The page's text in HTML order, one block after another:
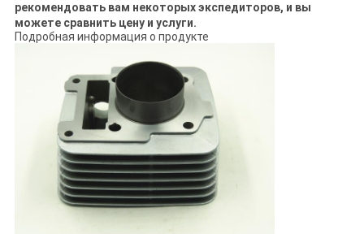
рекомендовать вам некоторых экспедиторов, и вы
можете сравнить цену и услуги.
Подробная информация о продукте